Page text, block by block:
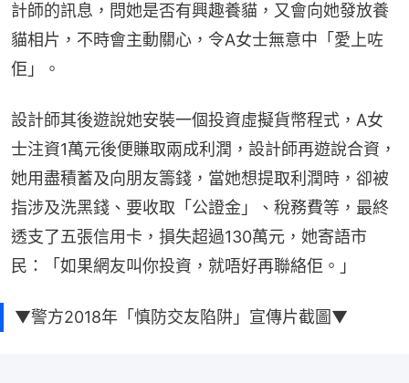
計師的訊息，問她是否有興趣養貓，又會向她發放養
貓相片，不時會主動關心，令A女士無意中「愛上咗
佢」。
設計師其後遊說她安裝一個投資虛擬貨幣程式，A女
士注資1萬元後便賺取兩成利潤，設計師再遊說合資，
她用盡積蓄及向朋友籌錢，當她想提取利潤時，卻被
指涉及洗黑錢、要收取「公證金」、稅務費等，最終
透支了五張信用卡，損失超過130萬元，她寄語市
民：「如果網友叫你投資，就唔好再聯絡佢。」
▼警方2018年「慎防交友陷阱」宣傳片截圖▼